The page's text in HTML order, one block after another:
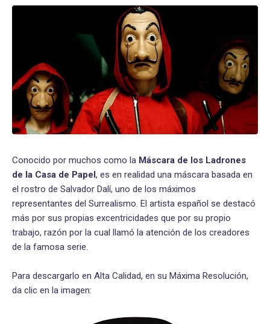
Conocido por muchos como la Máscara de los Ladrones
de la Casa de Papel, es en realidad una máscara basada en
el rostro de Salvador Dalí, uno de los máximos
representantes del Surrealismo. El artista español se destacó
más por sus propias excentricidades que por su propio
trabajo, razón por la cual llamó la atención de los creadores
de la famosa serie.
Para descargarlo en Alta Calidad, en su Máxima Resolución,
da clic en la imagen: